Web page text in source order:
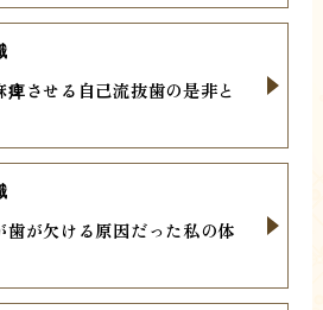
させる自己流抜歯の是非と
が欠ける原因だった私の体